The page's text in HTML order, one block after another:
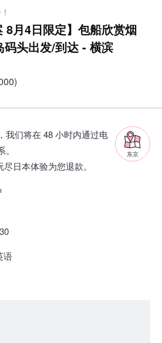
8月4日限定】包船欣赏烟
头出发/到达 - 横滨
)
东京
我们将在 48 小时内通过电
日本体验为您退款。
语